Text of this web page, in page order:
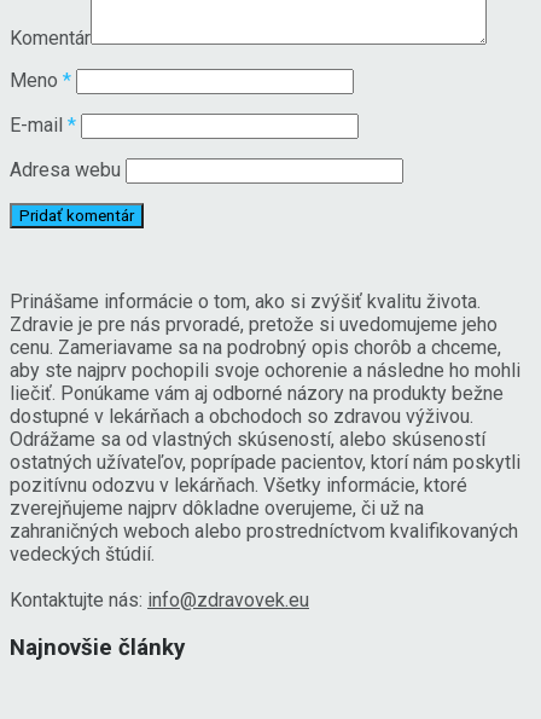
Komentár
Meno *
E-mail *
Adresa webu
Prinášame informácie o tom, ako si zvýšiť kvalitu života.
Zdravie je pre nás prvoradé, pretože si uvedomujeme jeho
cenu. Zameriavame sa na podrobný opis chorôb a chceme,
aby ste najprv pochopili svoje ochorenie a následne ho mohli
liečiť. Ponúkame vám aj odborné názory na produkty bežne
dostupné v lekárňach a obchodoch so zdravou výživou.
Odrážame sa od vlastných skúseností, alebo skúseností
ostatných užívateľov, poprípade pacientov, ktorí nám poskytli
pozitívnu odozvu v lekárňach. Všetky informácie, ktoré
zverejňujeme najprv dôkladne overujeme, či už na
zahraničných weboch alebo prostredníctvom kvalifikovaných
vedeckých štúdií.
Kontaktujte nás: info@zdravovek.eu
Najnovšie články